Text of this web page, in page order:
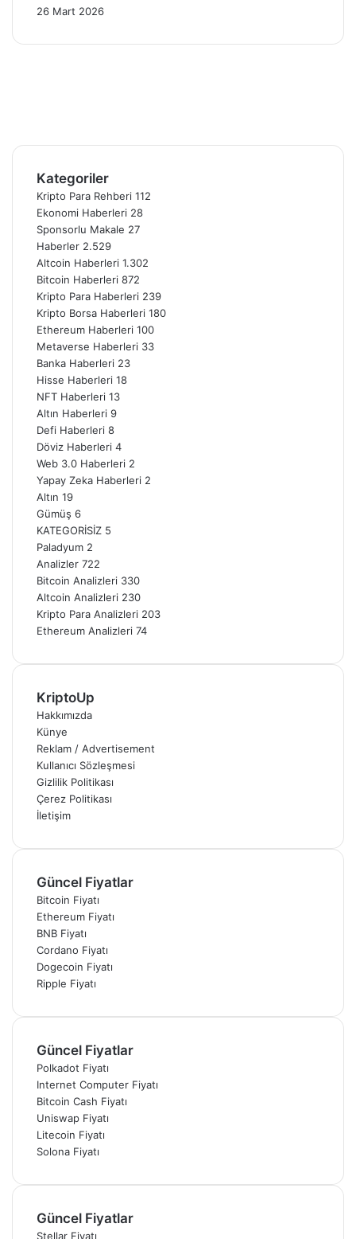
26 Mart 2026
Kategoriler
Kripto Para Rehberi 112
Ekonomi Haberleri 28
Sponsorlu Makale 27
Haberler 2.529
Altcoin Haberleri 1.302
Bitcoin Haberleri 872
Kripto Para Haberleri 239
Kripto Borsa Haberleri 180
Ethereum Haberleri 100
Metaverse Haberleri 33
Banka Haberleri 23
Hisse Haberleri 18
NFT Haberleri 13
Altın Haberleri 9
Defi Haberleri 8
Döviz Haberleri 4
Web 3.0 Haberleri 2
Yapay Zeka Haberleri 2
Altın 19
Gümüş 6
KATEGORİSİZ 5
Paladyum 2
Analizler 722
Bitcoin Analizleri 330
Altcoin Analizleri 230
Kripto Para Analizleri 203
Ethereum Analizleri 74
KriptoUp
Hakkımızda
Künye
Reklam / Advertisement
Kullanıcı Sözleşmesi
Gizlilik Politikası
Çerez Politikası
İletişim
Güncel Fiyatlar
Bitcoin Fiyatı
Ethereum Fiyatı
BNB Fiyatı
Cordano Fiyatı
Dogecoin Fiyatı
Ripple Fiyatı
Güncel Fiyatlar
Polkadot Fiyatı
Internet Computer Fiyatı
Bitcoin Cash Fiyatı
Uniswap Fiyatı
Litecoin Fiyatı
Solona Fiyatı
Güncel Fiyatlar
Stellar Fiyatı